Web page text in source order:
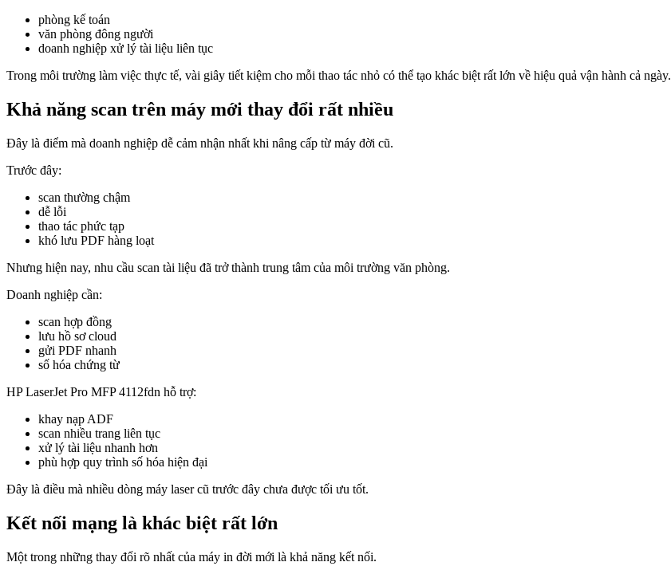
phòng kế toán
văn phòng đông người
doanh nghiệp xử lý tài liệu liên tục
Trong môi trường làm việc thực tế, vài giây tiết kiệm cho mỗi thao tác nhỏ có thể tạo khác biệt rất lớn về hiệu quả vận hành cả ngày.
Khả năng scan trên máy mới thay đổi rất nhiều
Đây là điểm mà doanh nghiệp dễ cảm nhận nhất khi nâng cấp từ máy đời cũ.
Trước đây:
scan thường chậm
dễ lỗi
thao tác phức tạp
khó lưu PDF hàng loạt
Nhưng hiện nay, nhu cầu scan tài liệu đã trở thành trung tâm của môi trường văn phòng.
Doanh nghiệp cần:
scan hợp đồng
lưu hồ sơ cloud
gửi PDF nhanh
số hóa chứng từ
HP LaserJet Pro MFP 4112fdn hỗ trợ:
khay nạp ADF
scan nhiều trang liên tục
xử lý tài liệu nhanh hơn
phù hợp quy trình số hóa hiện đại
Đây là điều mà nhiều dòng máy laser cũ trước đây chưa được tối ưu tốt.
Kết nối mạng là khác biệt rất lớn
Một trong những thay đổi rõ nhất của máy in đời mới là khả năng kết nối.